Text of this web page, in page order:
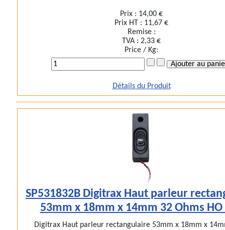
Prix : 14,00 €
Prix HT : 11,67 €
Remise :
TVA :2,33 €
Price / Kg:
Détails du Produit
SP531832B Digitrax Haut parleur
53mm x 18mm x 14mm 32 Ohms HO
Digitrax Haut parleur rectangulaire 53mm x 18mm x